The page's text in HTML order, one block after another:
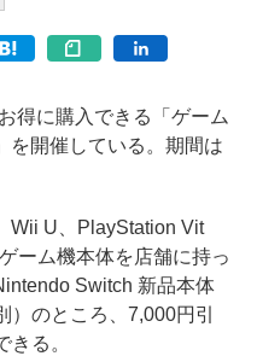
得に購入できる「ゲーム
を開催している。期間は
U、PlayStation Vit
ーム機本体を店舗に持っ
Switch 新品本体
のところ、7,000円引
る。